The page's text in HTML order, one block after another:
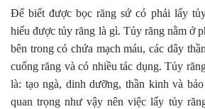
Để biết được bọc răng sứ có phải lấy
hiểu được tủy răng là gì. Tủy răng nằm ở
bên trong có chứa mạch máu, các dây
cuống răng và có nhiều tác dụng. Tủy
là: tạo ngà, dinh dưỡng, thần kinh và
quan trọng như vậy nên việc lấy tủy